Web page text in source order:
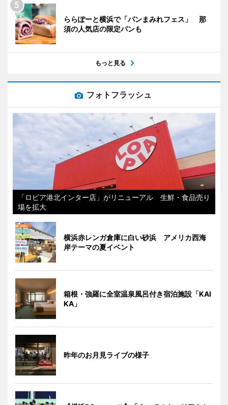
ららぽーと横浜で「パンまみれフェス」 那
須の人気店の限定パンも
もっと見る
フォトフラッシュ
「ロピア港北インター店」がリニューアル 生鮮・食品売り
場を拡大
横浜赤レンガ倉庫に白い砂浜 アメリカ西海
岸テーマの夏イベント
箱根・強羅に全室温泉風呂付き宿泊施設「KAI
KA」
昨年のお月見ライブの様子